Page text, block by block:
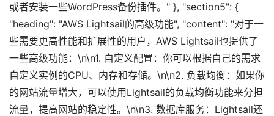
或者安装一些WordPress备份插件。" }, "section5": {
"heading": "AWS Lightsail的高级功能", "content": "对于一
些需要更高性能和扩展性的用户，AWS Lightsail也提供了
一些高级功能：\n\n1. 自定义配置：你可以根据自己的需求
自定义实例的CPU、内存和存储。\n\n2. 负载均衡：如果你
的网站流量增大，可以使用Lightsail的负载均衡功能来分担
流量，提高网站的稳定性。\n\n3. 数据库服务：Lightsail还